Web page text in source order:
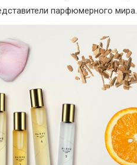
парфюмерного мира.